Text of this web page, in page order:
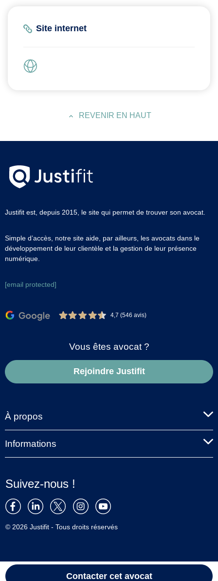
Site internet
REVENIR EN HAUT
Contacter cet avocat
Justifit est, depuis 2015, le site qui permet de trouver son avocat.
Simple d’accès, notre site aide, par ailleurs, les avocats dans le
développement de leur clientèle et la gestion de leur présence
numérique.
[email protected]
4,7 (546 avis)
Vous êtes avocat ?
Rejoindre Justifit
À propos
Informations
Suivez-nous !
© 2026 Justifit - Tous droits réservés